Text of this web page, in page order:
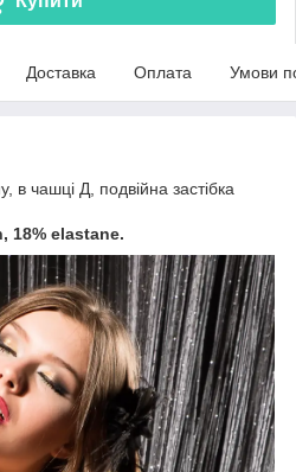
Доставка Оплата Умови
в чашці Д, подвійна застібка
18% elastane.